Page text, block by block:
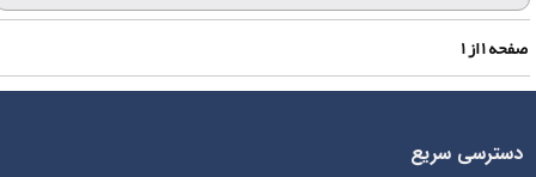
۱از۱
دسترسی سریع